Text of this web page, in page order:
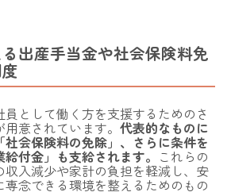
出産手当金や社会保険料免
として働く方を支援するためのさ
意されています。 代表的なものに
社会保険料の免除」、さらに条件を
付金」も支給されます。 これらの
収入減少や家計の負担を軽減し、安
念できる環境を整えるためのもの